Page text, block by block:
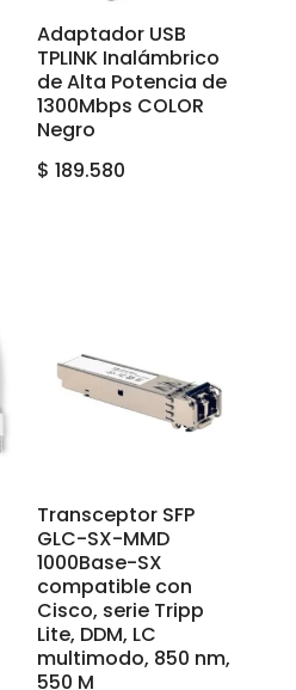
Adaptador USB
TPLINK Inalámbrico
de Alta Potencia de
1300Mbps COLOR
Negro
$ 189.580
Transceptor SFP
GLC-SX-MMD
1000Base-SX
compatible con
Cisco, serie Tripp
Lite, DDM, LC
multimodo, 850 nm,
550 M